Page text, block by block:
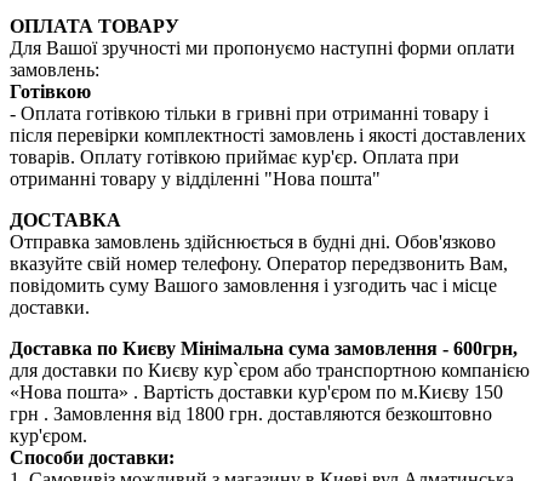
ОПЛАТА ТОВАРУ
Для Вашої зручності ми пропонуємо наступні форми оплати
замовлень:
Готівкою
- Оплата готівкою тільки в гривні при отриманні товару і
після перевірки комплектності замовлень і якості доставлених
товарів. Оплату готівкою приймає кур'єр. Оплата при
отриманні товару у відділенні "Нова пошта"
ДОСТАВКА
Отправка замовлень здійснюється в будні дні. Обов'язково
вказуйте свій номер телефону. Оператор передзвонить Вам,
повідомить суму Вашого замовлення і узгодить час і місце
доставки.
Доставка по Києву Мінімальна сума замовлення - 600грн,
для доставки по Києву кур`єром або транспортною компанією
«Нова пошта» . Вартість доставки кур'єром по м.Києву 150
грн . Замовлення від 1800 грн. доставляются безкоштовно
кур'єром.
Способи доставки: